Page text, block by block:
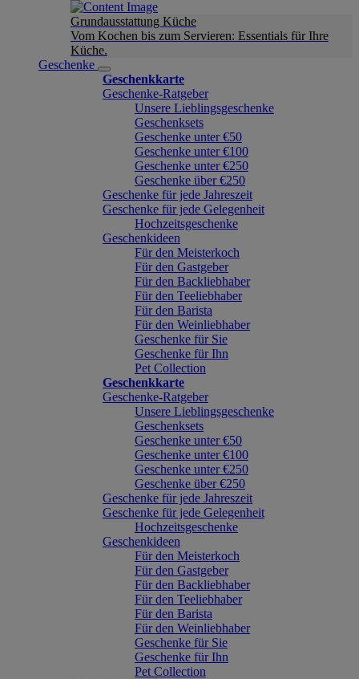
Grundausstattung Küche
Vom Kochen bis zum Servieren: Essentials für Ihre
Küche.
Geschenke
Geschenkkarte
Geschenke-Ratgeber
Unsere Lieblingsgeschenke
Geschenksets
Geschenke unter €50
Geschenke unter €100
Geschenke unter €250
Geschenke über €250
Geschenke für jede Jahreszeit
Geschenke für jede Gelegenheit
Hochzeitsgeschenke
Geschenkideen
Für den Meisterkoch
Für den Gastgeber
Für den Backliebhaber
Für den Teeliebhaber
Für den Barista
Für den Weinliebhaber
Geschenke für Sie
Geschenke für Ihn
Pet Collection
Geschenkkarte
Geschenke-Ratgeber
Unsere Lieblingsgeschenke
Geschenksets
Geschenke unter €50
Geschenke unter €100
Geschenke unter €250
Geschenke über €250
Geschenke für jede Jahreszeit
Geschenke für jede Gelegenheit
Hochzeitsgeschenke
Geschenkideen
Für den Meisterkoch
Für den Gastgeber
Für den Backliebhaber
Für den Teeliebhaber
Für den Barista
Für den Weinliebhaber
Geschenke für Sie
Geschenke für Ihn
Pet Collection